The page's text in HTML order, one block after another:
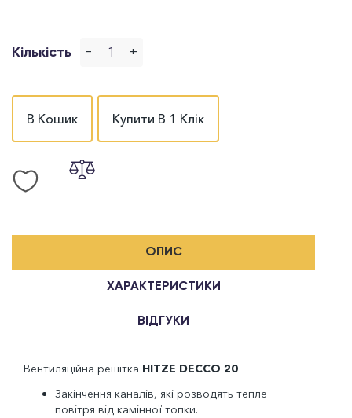
Кількість - +
В Кошик Купити В 1 Клік
ОПИС
ХАРАКТЕРИСТИКИ
ВІДГУКИ
Вентиляційна решітка HITZE DECCO 20
Закінчення каналів, які розводять тепле
повітря від камінної топки.